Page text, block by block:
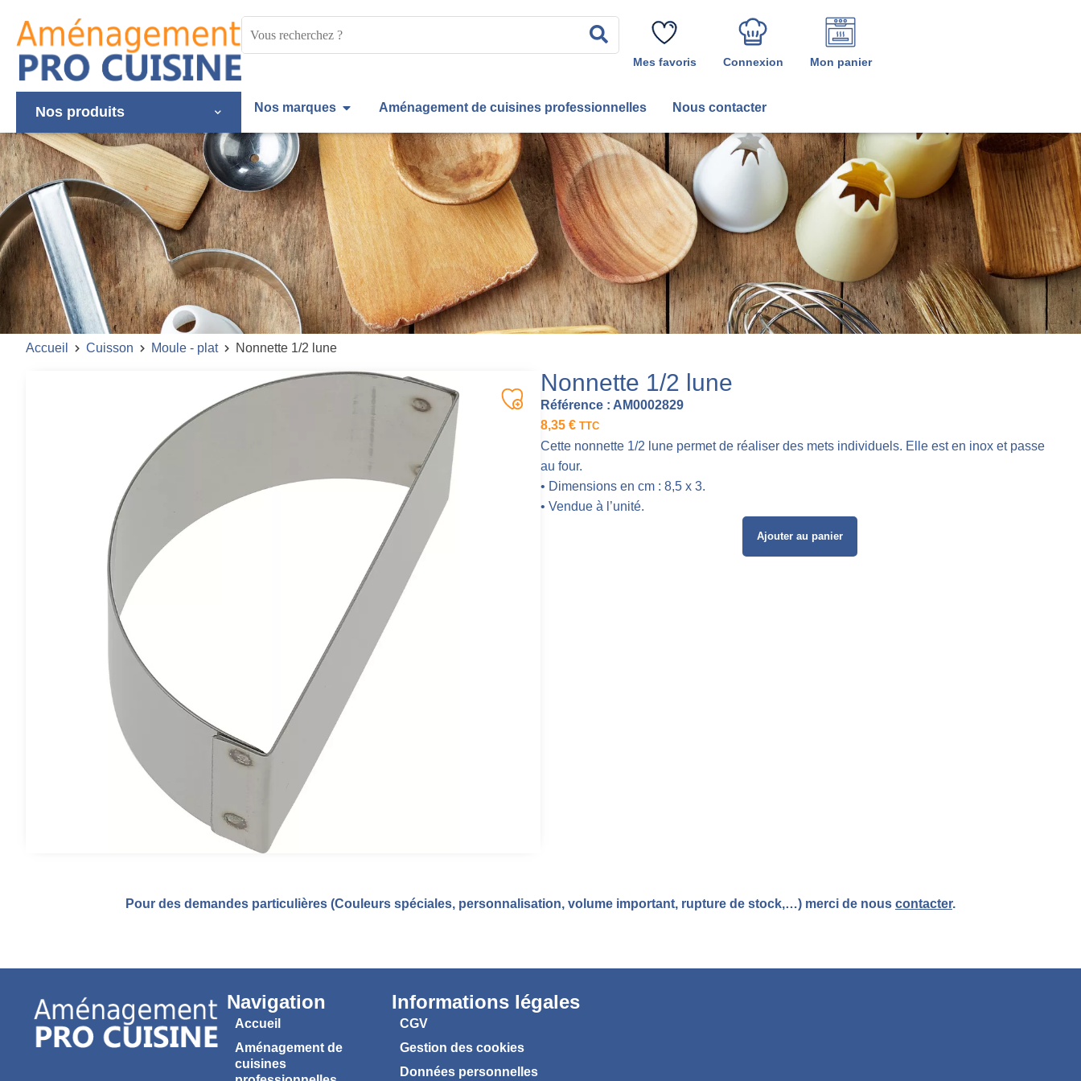
Rechercher
Mes favoris Connexion Mon panier
Nos produits Nos marques Aménagement de cuisines professionnelles Nous contacter
Accueil Cuisson Moule - plat Nonnette 1/2 lune
Nonnette 1/2 lune
Référence : AM0002829
8,35 € TTC
Cette nonnette 1/2 lune permet de réaliser des mets individuels. Elle est en inox et passe
au four.
• Dimensions en cm : 8,5 x 3.
• Vendue à l’unité.
Ajouter au panier
Pour des demandes particulières (Couleurs spéciales, personnalisation, volume important, rupture de stock,…) merci de nous contacter.
Navigation
Accueil
Aménagement de
cuisines
Informations légales
CGV
Gestion des cookies
Données personnelles